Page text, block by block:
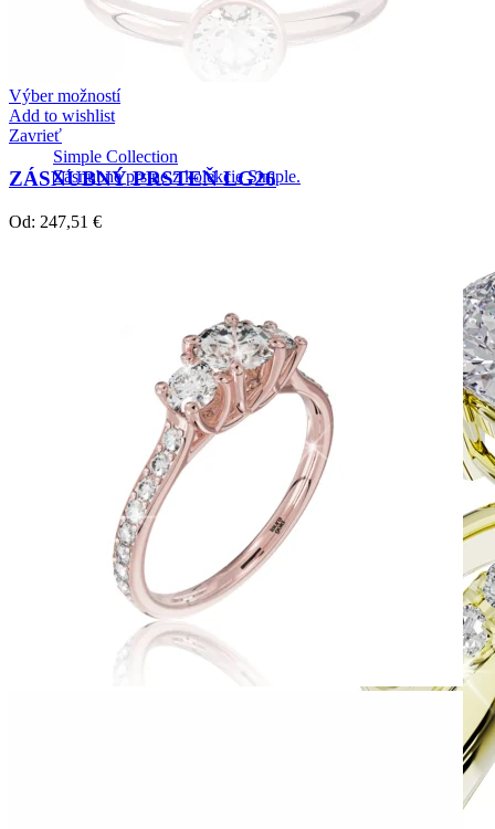
Simple Collection
Zásnubné prstne z kolekcie Simple.
Výber možností
Add to wishlist
Zavrieť
ZÁSNUBNÝ PRSTEŇ LG26
Od: 247,51 €